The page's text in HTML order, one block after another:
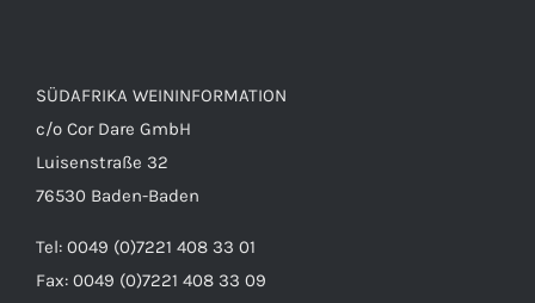
SÜDAFRIKA WEININFORMATION
c/o Cor Dare GmbH
Luisenstraße 32
76530 Baden-Baden
Tel: 0049 (0)7221 408 33 01
Fax: 0049 (0)7221 408 33 09